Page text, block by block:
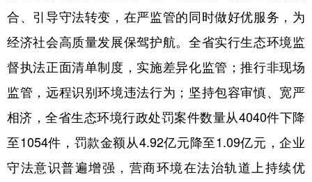
合、引导守法转变，在严监管的同时做好优服务，为
经济社会高质量发展保驾护航。全省实行生态环境监
督执法正面清单制度，实施差异化监管；推行非现场
监管，远程识别环境违法行为；坚持包容审慎、宽严
相济，全省生态环境行政处罚案件数量从4040件下降
至1054件，罚款金额从4.92亿元降至1.09亿元，企业
守法意识普遍增强，营商环境在法治轨道上持续优